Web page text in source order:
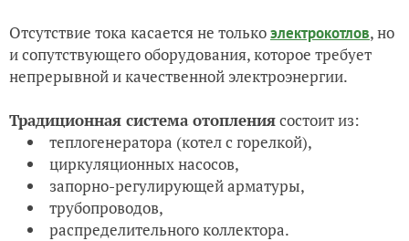
Отсутствие тока касается не толькоэлектрокотлов, но
и сопутствующего оборудования, которое требует
непрерывной и качественной электроэнергии.
Традиционная система отоплениясостоит из:
теплогенератора (котел с горелкой),
циркуляционных насосов,
запорно-регулирующей арматуры,
трубопроводов,
распределительного коллектора.